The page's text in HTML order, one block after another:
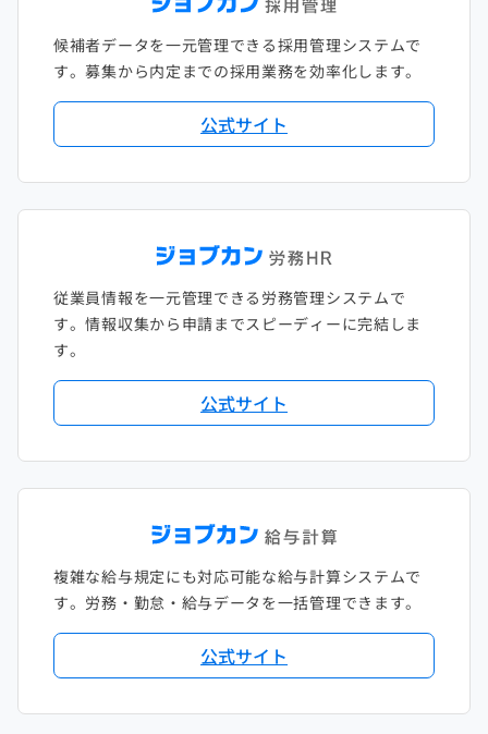
候補者データを一元管理できる採用管理システムで
す。募集から内定までの採用業務を効率化します。
公式サイト
従業員情報を一元管理できる労務管理システムで
す。情報収集から申請までスピーディーに完結しま
す。
公式サイト
複雑な給与規定にも対応可能な給与計算システムで
す。労務・勤怠・給与データを一括管理できます。
公式サイト